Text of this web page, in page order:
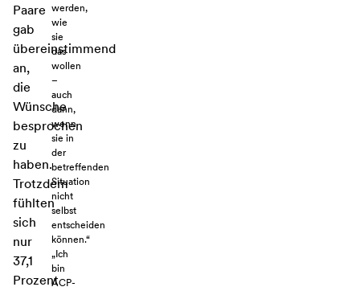
Paare
gab
übereinstimmend
an,
die
Wünsche
besprochen
zu
haben.
Trotzdem
fühlten
sich
nur
37,1
Prozent
werden,
wie
sie
das
wollen
–
auch
dann,
wenn
sie in
der
betreffenden
Situation
nicht
selbst
entscheiden
können.“
„Ich
bin
ACP-